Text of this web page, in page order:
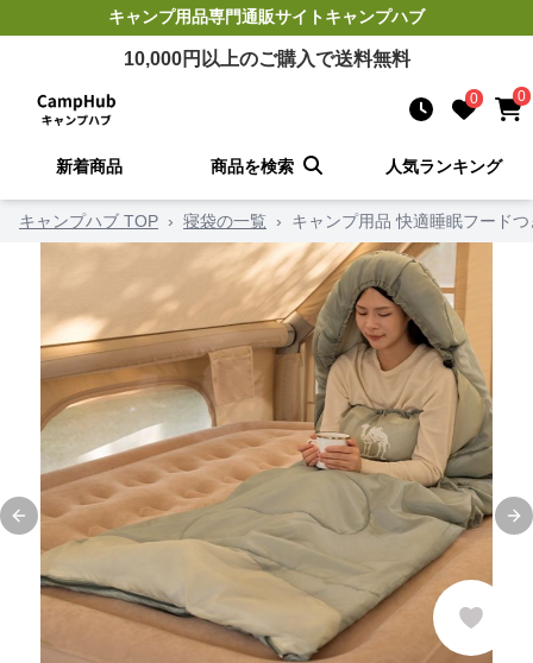
キャンプ用品専門通販サイトキャンプハブ
10,000円以上のご購入で送料無料
0 0
新着商品 商品を検索 人気ランキング
キャンプハブ TOP › 寝袋の一覧 › キャンプ用品 快適睡眠フード
Previous slide